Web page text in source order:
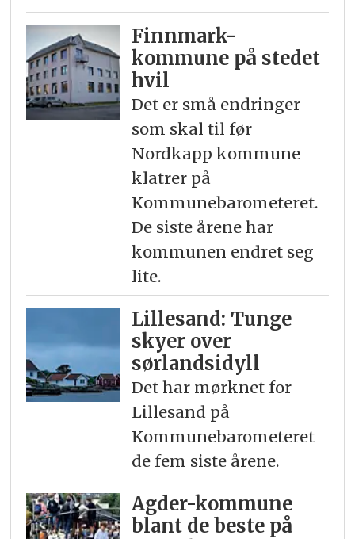
Finnmark-
kommune på stedet
hvil
Det er små endringer
som skal til før
Nordkapp kommune
klatrer på
Kommunebarometeret.
De siste årene har
kommunen endret seg
lite.
Lillesand: Tunge
skyer over
sørlandsidyll
Det har mørknet for
Lillesand på
Kommunebarometeret
de fem siste årene.
Agder-kommune
blant de beste på